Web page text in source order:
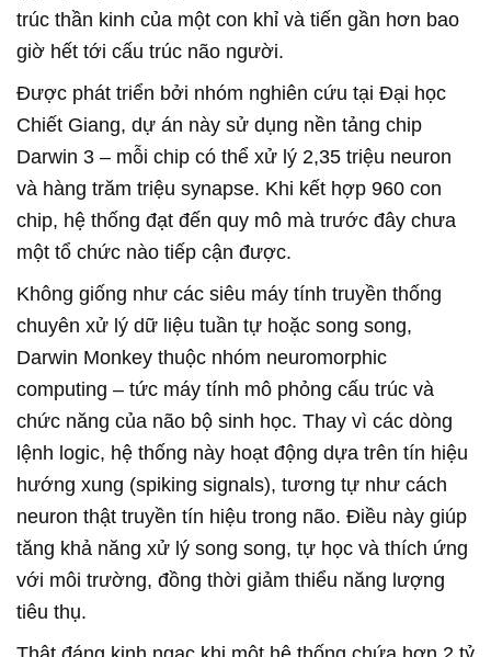
trúc thần kinh của một con khỉ và tiến gần hơn bao
giờ hết tới cấu trúc não người.
Được phát triển bởi nhóm nghiên cứu tại Đại học
Chiết Giang, dự án này sử dụng nền tảng chip
Darwin 3 – mỗi chip có thể xử lý 2,35 triệu neuron
và hàng trăm triệu synapse. Khi kết hợp 960 con
chip, hệ thống đạt đến quy mô mà trước đây chưa
một tổ chức nào tiếp cận được.
Không giống như các siêu máy tính truyền thống
chuyên xử lý dữ liệu tuần tự hoặc song song,
Darwin Monkey thuộc nhóm neuromorphic
computing – tức máy tính mô phỏng cấu trúc và
chức năng của não bộ sinh học. Thay vì các dòng
lệnh logic, hệ thống này hoạt động dựa trên tín hiệu
hướng xung (spiking signals), tương tự như cách
neuron thật truyền tín hiệu trong não. Điều này giúp
tăng khả năng xử lý song song, tự học và thích ứng
với môi trường, đồng thời giảm thiểu năng lượng
tiêu thụ.